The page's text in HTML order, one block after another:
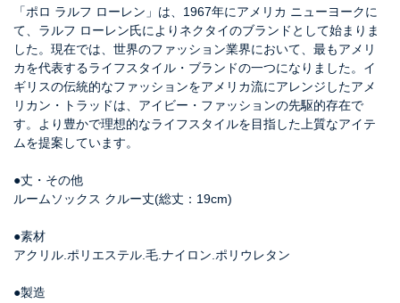
「ポロ ラルフ ローレン」は、1967年にアメリカ ニューヨークに
て、ラルフ ローレン氏によりネクタイのブランドとして始まりま
した。現在では、世界のファッション業界において、最もアメリ
カを代表するライフスタイル・ブランドの一つになりました。イ
ギリスの伝統的なファッションをアメリカ流にアレンジしたアメ
リカン・トラッドは、アイビー・ファッションの先駆的存在で
す。より豊かで理想的なライフスタイルを目指した上質なアイテ
ムを提案しています。
●丈・その他
ルームソックス クルー丈(総丈：19cm)
●素材
アクリル.ポリエステル.毛.ナイロン.ポリウレタン
●製造